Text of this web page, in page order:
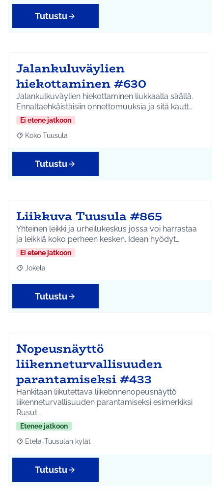
Tutustu
Jalankuluväylien
hiekottaminen #630
Jalankulkuväylien hiekottaminen liukkaalla säällä.
Ennaltaehkäistäisiin onnettomuuksia ja sitä kautt…
Ei etene jatkoon
Rajaa tulokset aihepiirin mukaan: Koko Tuusula
Koko Tuusula
Tutustu
Liikkuva Tuusula #865
Yhteinen leikki ja urheilukeskus jossa voi harrastaa
ja leikkiä koko perheen kesken. Idean hyödyt…
Ei etene jatkoon
Rajaa tulokset aihepiirin mukaan: Jokela
Jokela
Tutustu
Nopeusnäyttö
liikenneturvallisuuden
parantamiseksi #433
Hankitaan liikutettava liikebnnenopeusnäyttö
liikenneturvallisuuden parantamiseksi esimerkiksi
Rusut…
Etenee jatkoon
Rajaa tulokset aihepiirin mukaan: Etelä-Tuusulan kylät
Etelä-Tuusulan kylät
Tutustu